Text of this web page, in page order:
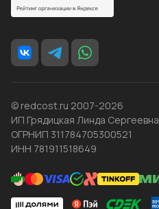
© redcost.ru 2007-2026
ИП Грядицкая Линда Сергеевна
ОГРНИП 311784705300521
ИНН 781911518649